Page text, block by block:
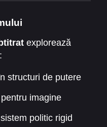
explorează
structuri de putere
imagine
politic rigid